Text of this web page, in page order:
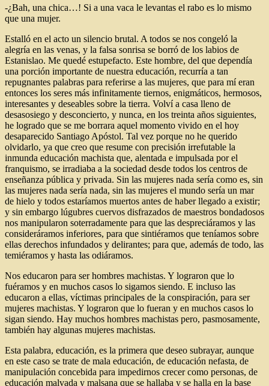
-¿Bah, una chica…! Si a una vaca le levantas el rabo es lo mismo
que una mujer.
Estalló en el acto un silencio brutal. A todos se nos congeló la
alegría en las venas, y la falsa sonrisa se borró de los labios de
Estanislao. Me quedé estupefacto. Este hombre, del que dependía
una porción importante de nuestra educación, recurría a tan
repugnantes palabras para referirse a las mujeres, que para mí eran
entonces los seres más infinitamente tiernos, enigmáticos, hermosos,
interesantes y deseables sobre la tierra. Volví a casa lleno de
desasosiego y desconcierto, y nunca, en los treinta años siguientes,
he logrado que se me borrara aquel momento vivido en el hoy
desaparecido Santiago Apóstol. Tal vez porque no he querido
olvidarlo, ya que creo que resume con precisión irrefutable la
inmunda educación machista que, alentada e impulsada por el
franquismo, se irradiaba a la sociedad desde todos los centros de
enseñanza pública y privada. Sin las mujeres nada sería como es, sin
las mujeres nada sería nada, sin las mujeres el mundo sería un mar
de hielo y todos estaríamos muertos antes de haber llegado a existir;
y sin embargo lúgubres cuervos disfrazados de maestros bondadosos
nos manipularon soterradamente para que las despreciáramos y las
consideráramos inferiores, para que sintiéramos que teníamos sobre
ellas derechos infundados y delirantes; para que, además de todo, las
temiéramos y hasta las odiáramos.
Nos educaron para ser hombres machistas. Y lograron que lo
fuéramos y en muchos casos lo sigamos siendo. E incluso las
educaron a ellas, víctimas principales de la conspiración, para ser
mujeres machistas. Y lograron que lo fueran y en muchos casos lo
sigan siendo. Hay muchos hombres machistas pero, pasmosamente,
también hay algunas mujeres machistas.
Esta palabra, educación, es la primera que deseo subrayar, aunque
en este caso se trate de mala educación, de educación nefasta, de
manipulación concebida para impedirnos crecer como personas, de
educación malvada y malsana que se hallaba y se halla en la base